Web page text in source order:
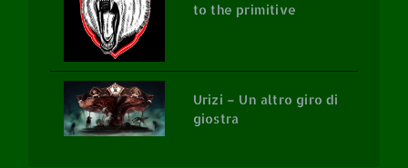
to the primitive
Urizi – Un altro giro di
giostra